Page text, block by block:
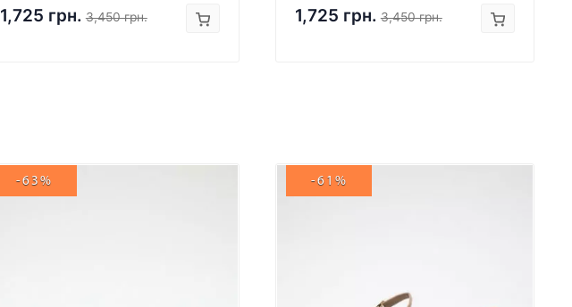
1,725 грн. 3,450 грн. 1,725 грн. 3,450 грн.
-63% -61%